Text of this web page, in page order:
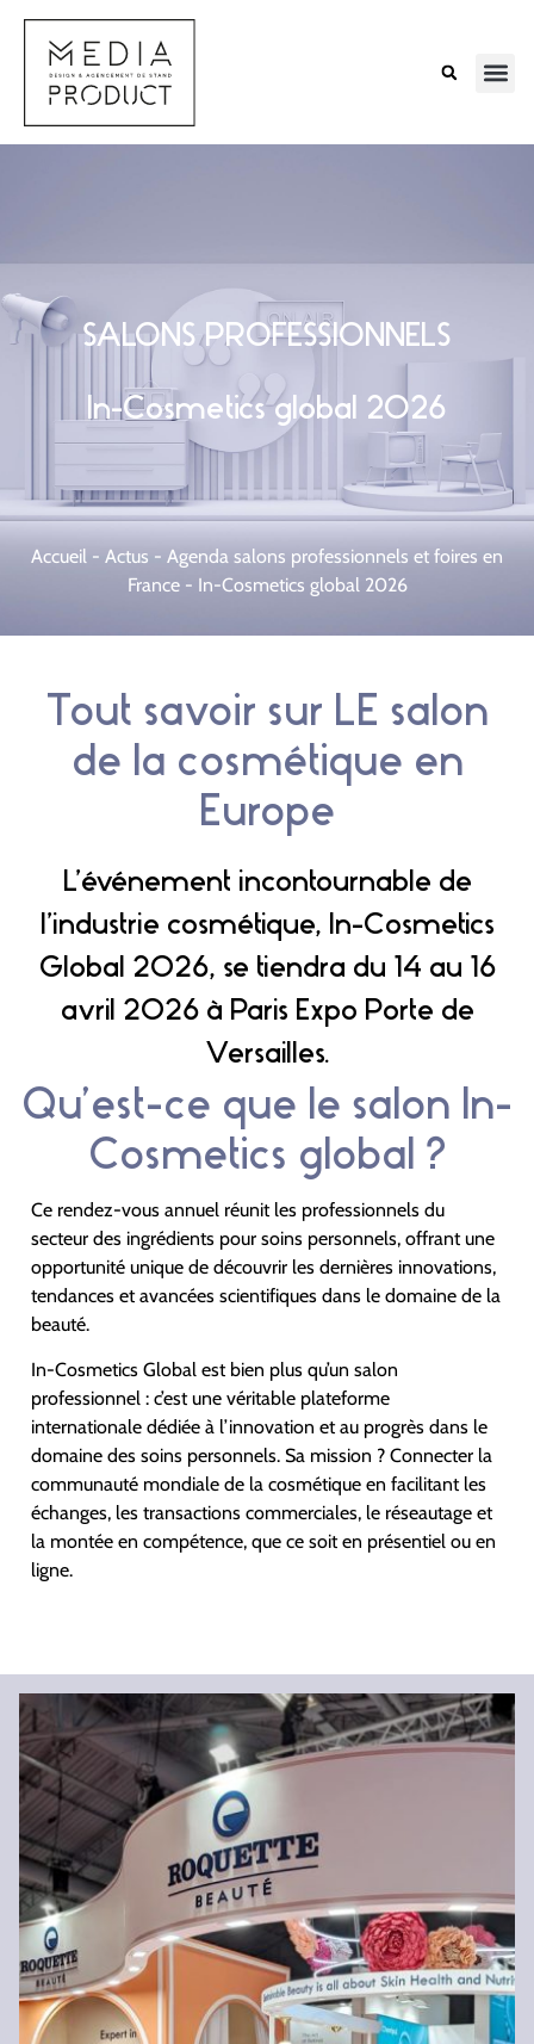
SALONS PROFESSIONNELS
In-Cosmetics global 2026
Accueil - Actus - Agenda salons professionnels et foires en
France- In-Cosmetics global 2026
Tout savoir sur LE salon
de la cosmétique en
Europe
L’événement incontournable de
l’industrie cosmétique, In-Cosmetics
Global 2026, se tiendra du 14 au 16
avril 2026 à Paris Expo Porte de
Versailles.
Qu’est-ce que le salon In-
Cosmetics global ?
Ce rendez-vous annuel réunit les professionnels du
secteur des ingrédients pour soins personnels, offrant une
opportunité unique de découvrir les dernières innovations,
tendances et avancées scientifiques dans le domaine de la
beauté.
In-Cosmetics Global est bien plus qu’un salon
professionnel : c’est une véritable plateforme
internationale dédiée à l’innovation et au progrès dans le
domaine des soins personnels. Sa mission ? Connecter la
communauté mondiale de la cosmétique en facilitant les
échanges, les transactions commerciales, le réseautage et
la montée en compétence, que ce soit en présentiel ou en
ligne.